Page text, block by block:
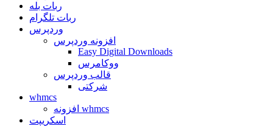
ربات بله
ربات تلگرام
وردپرس
افزونه وردپرس
Easy Digital Downloads
ووکامرس
قالب وردپرس
شرکتی
whmcs
افزونه whmcs
اسکریپت